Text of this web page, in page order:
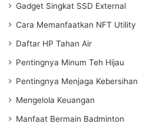
Gadget Singkat SSD External
Cara Memanfaatkan NFT Utility
Daftar HP Tahan Air
Pentingnya Minum Teh Hijau
Pentingnya Menjaga Kebersihan
Mengelola Keuangan
Manfaat Bermain Badminton